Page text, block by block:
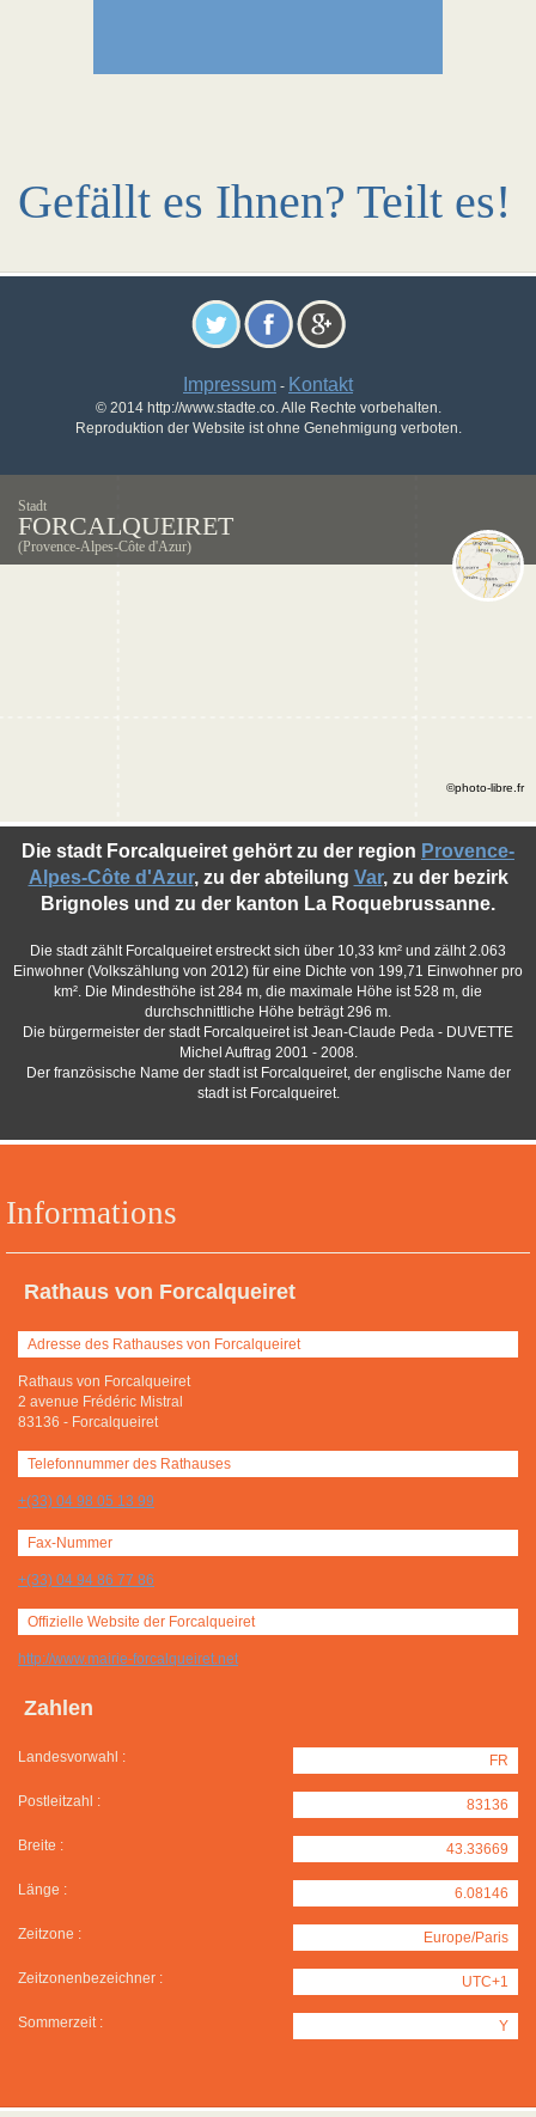
Gefällt es Ihnen? Teilt es!
Impressum - Kontakt
© 2014 http://www.stadte.co. Alle Rechte vorbehalten.
Reproduktion der Website ist ohne Genehmigung verboten.
Stadt
FORCALQUEIRET
(Provence-Alpes-Côte d'Azur)
Informations
Rathaus von Forcalqueiret
Adresse des Rathauses von Forcalqueiret
Rathaus von Forcalqueiret
2 avenue Frédéric Mistral
83136 - Forcalqueiret
Telefonnummer des Rathauses
+(33) 04 98 05 13 99
Fax-Nummer
+(33) 04 94 86 77 86
Offizielle Website der Forcalqueiret
http://www.mairie-forcalqueiret.net
Zahlen
Landesvorwahl : FR
Postleitzahl : 83136
Breite : 43.33669
Länge : 6.08146
Zeitzone : Europe/Paris
Zeitzonenbezeichner : UTC+1
Sommerzeit : Y
Die stadt Forcalqueiret gehört zu der region Provence-
Alpes-Côte d'Azur, zu der abteilung Var, zu der bezirk
Brignoles und zu der kanton La Roquebrussanne.
Die stadt zählt Forcalqueiret erstreckt sich über 10,33 km² und zälht 2.063
Einwohner (Volkszählung von 2012) für eine Dichte von 199,71 Einwohner pro
km². Die Mindesthöhe ist 284 m, die maximale Höhe ist 528 m, die
durchschnittliche Höhe beträgt 296 m.
Die bürgermeister der stadt Forcalqueiret ist Jean-Claude Peda - DUVETTE
Michel Auftrag 2001 - 2008.
Der französische Name der stadt ist Forcalqueiret, der englische Name der
stadt ist Forcalqueiret.
©photo-libre.fr